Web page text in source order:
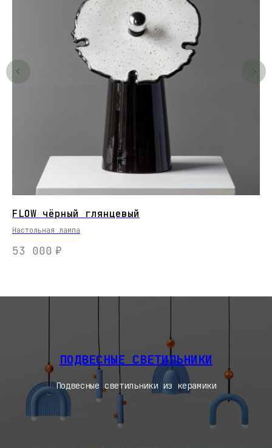
FLOW чёрный глянцевый
Настольная лампа
53 000 ₽
ПОДВЕСНЫЕ СВЕТИЛЬНИКИ
Подвесные светильники из керамики